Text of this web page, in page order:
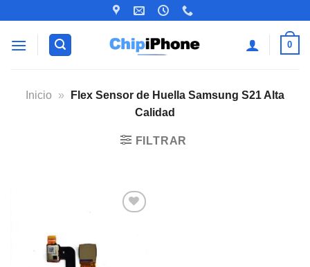
contenido
0
Inicio »
Flex Sensor de Huella Samsung S21 Alta
Calidad
FILTRAR